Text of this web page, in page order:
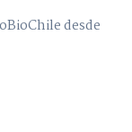
desde